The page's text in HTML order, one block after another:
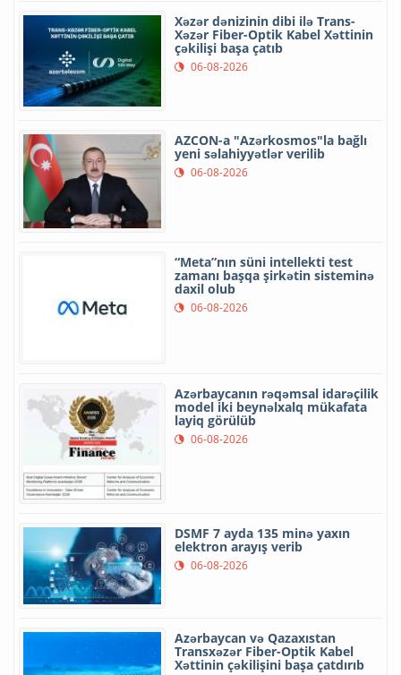
Xəzər dənizinin dibi ilə Trans-
Xəzər Fiber-Optik Kabel Xəttinin
çəkilişi başa çatıb
06-08-2026
AZCON-a "Azərkosmos"la bağlı
yeni səlahiyyətlər verilib
06-08-2026
“Meta”nın süni intellekti test
zamanı başqa şirkətin sisteminə
daxil olub
06-08-2026
Azərbaycanın rəqəmsal idarəçilik
model iki beynəlxalq mükafata
layiq görülüb
06-08-2026
DSMF 7 ayda 135 minə yaxın
elektron arayış verib
06-08-2026
Azərbaycan və Qazaxıstan
Transxəzər Fiber-Optik Kabel
Xəttinin çəkilişini başa çatdırıb